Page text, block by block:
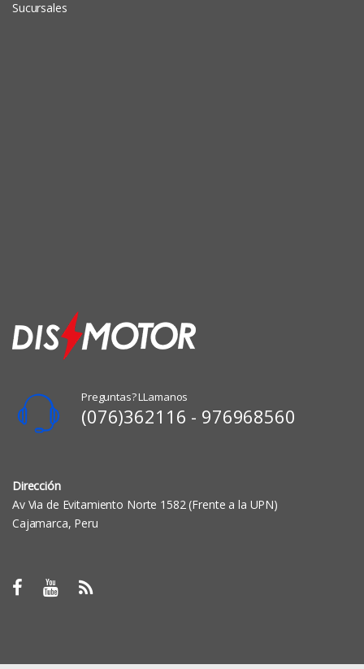
Sucursales
Preguntas? LLamanos
(076)362116 - 976968560
Dirección
Av Via de Evitamiento Norte 1582 (Frente a la UPN)
Cajamarca, Peru